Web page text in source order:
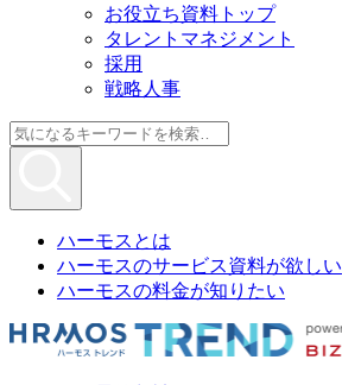
お役立ち資料トップ
タレントマネジメント
採用
戦略人事
ハーモスとは
ハーモスのサービス資料が欲しい
ハーモスの料金が知りたい